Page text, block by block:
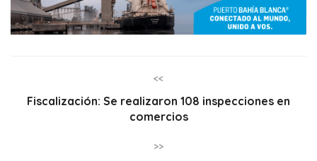
<<
Fiscalización: Se realizaron 108 inspecciones en
comercios
>>